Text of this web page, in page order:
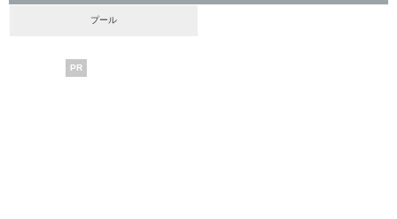
プール
PR